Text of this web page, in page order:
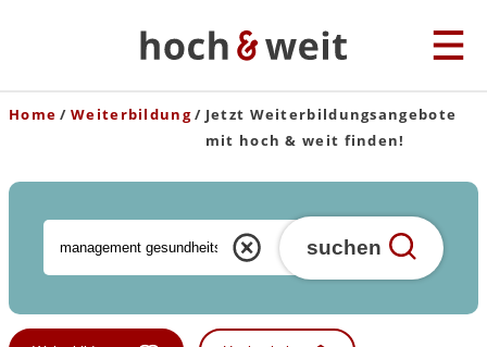
Home Weiterbildung
Jetzt Weiterbildungsangebote
mit hoch & weit finden!
suchen